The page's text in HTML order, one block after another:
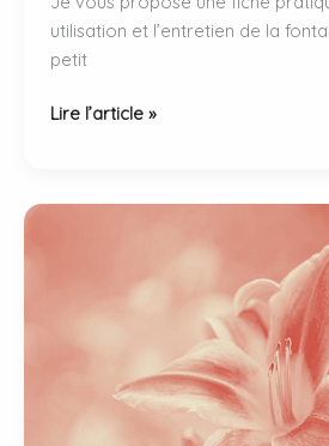
utilisation et l’entretien de la
petit
Fontaine
:
Lire l’article »